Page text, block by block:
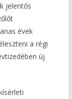
jelentős
évek
a régi
új